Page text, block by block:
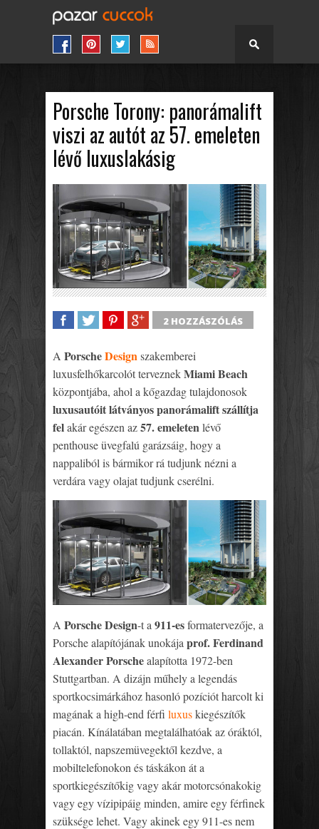
Porsche Torony: panorámalift
viszi az autót az 57. emeleten
lévő luxuslakásig
2 HOZZÁSZÓLÁS
A PorscheDesignszakemberei
luxusfelhőkarcolót terveznekMiami Beach
központjába, ahol a kőgazdag tulajdonosok
luxusautóit látványos panorámalift szállítja
felakár egészen az57. emeletenlévő
penthouse üvegfalú garázsáig, hogy a
nappaliból is bármikor rá tudjunk nézni a
verdára vagy olajat tudjunk cserélni.
A Porsche Design-t a 911-esformatervezője, a
Porsche alapítójának unokája prof. Ferdinand
Alexander Porschealapította 1972-ben
Stuttgartban. A dizájn műhely a legendás
sportkocsimárkához hasonló pozíciót harcolt ki
magának a high-end férfi luxuskiegészítők
piacán. Kínálatában megtalálhatóak az óráktól,
tollaktól, napszemüvegektől kezdve, a
mobiltelefonokon és táskákon át a
sportkiegészítőkig vagy akár motorcsónakokig
vagy egy vízipipáig minden, amire egy férfinek
szüksége lehet. Vagy akinek egy 911-es nem